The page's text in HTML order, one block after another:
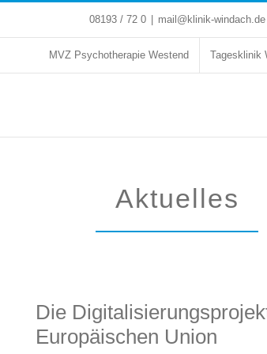
08193 / 72 0 mail@klinik-windach.de
MVZ Psychotherapie Westend Tagesklinik
Aktuelles
Die
Europäischen Union